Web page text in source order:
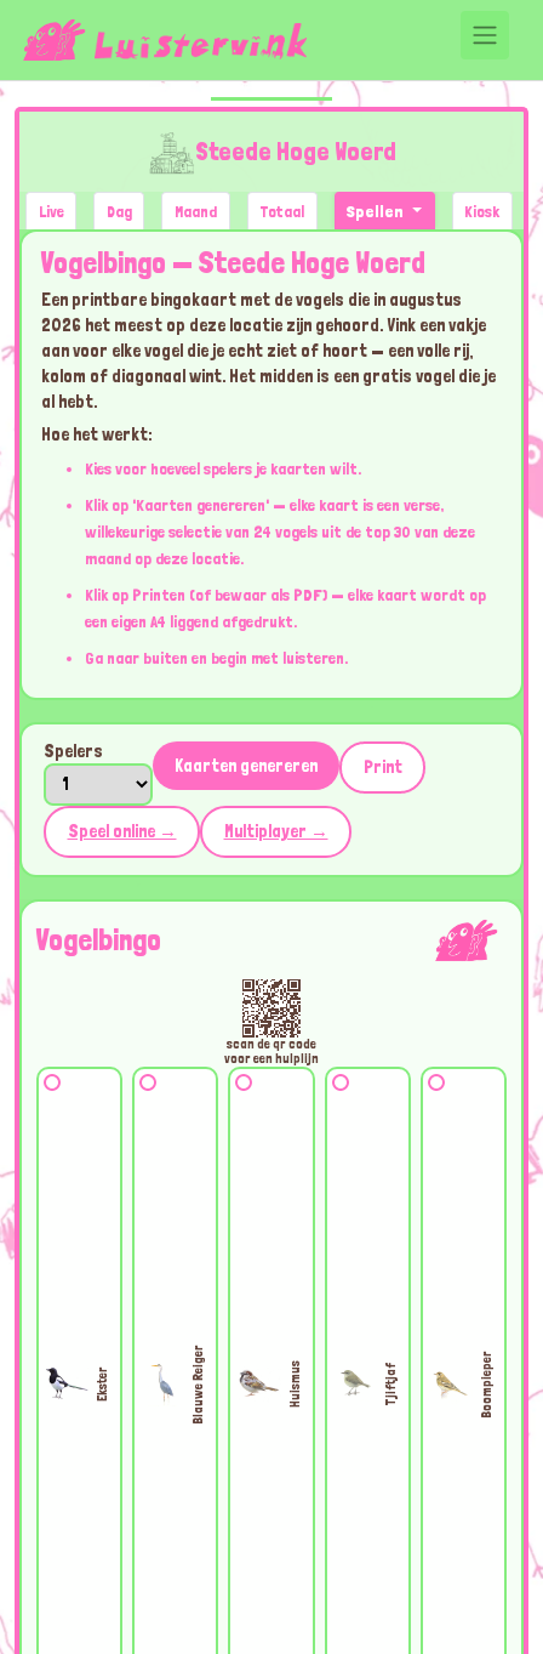
Steede Hoge Woerd
Live Dag Maand Totaal Spellen Kiosk
Vogelbingo — Steede Hoge Woerd
Een printbare bingokaart met de vogels die in augustus
2026 het meest op deze locatie zijn gehoord. Vink een vakje
aan voor elke vogel die je echt ziet of hoort — een volle rij,
kolom of diagonaal wint. Het midden is een gratis vogel die je
al hebt.
Hoe het werkt:
Kies voor hoeveel spelers je kaarten wilt.
Klik op 'Kaarten genereren' — elke kaart is een verse,
willekeurige selectie van 24 vogels uit de top 30 van deze
maand op deze locatie.
Klik op Printen (of bewaar als PDF) — elke kaart wordt op
een eigen A4 liggend afgedrukt.
Ga naar buiten en begin met luisteren.
Spelers
Kaarten genereren Print
Speel online → Multiplayer →
Vogelbingo
scan de qr code
voor een hulplijn
Ekster Blauwe Reiger Huismus Tjiftjaf Boompieper